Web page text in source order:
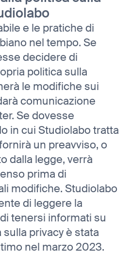
e le pratiche di
nel tempo. Se
decidere di
politica sulla
le modifiche sui
comunicazione
Se dovesse
in cui Studiolabo tratta
un preavviso, o
dalla legge, verrà
prima di
modifiche. Studiolabo
di leggere la
tenersi informati su
privacy è stata
nel marzo 2023.